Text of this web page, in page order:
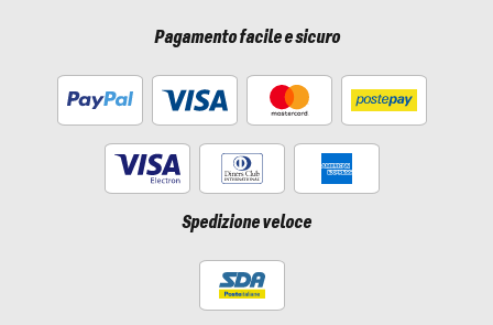
Pagamento facile e sicuro
Spedizione veloce